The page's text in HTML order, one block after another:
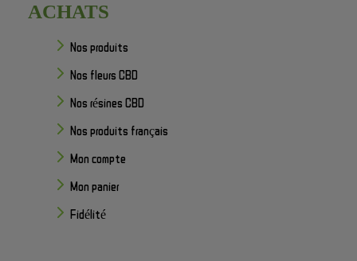
ACHATS
Nos produits
Nos fleurs CBD
Nos résines CBD
Nos produits français
Mon compte
Mon panier
Fidélité